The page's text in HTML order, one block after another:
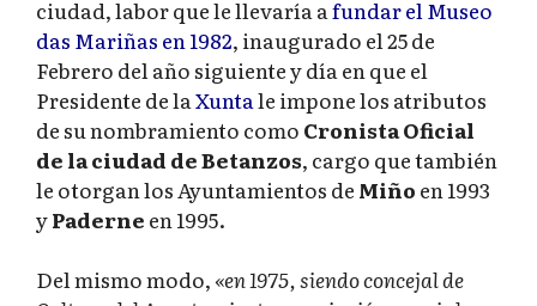
ciudad, labor que le llevaría a fundar el Museo
das Mariñas en 1982, inaugurado el 25 de
Febrero del año siguiente y día en que el
Presidente de la Xunta le impone los atributos
de su nombramiento como Cronista Oficial
de la ciudad de Betanzos, cargo que también
le otorgan los Ayuntamientos de Miño en 1993
yPaderne en 1995.
Del mismo modo,«en 1975, siendo concejal de